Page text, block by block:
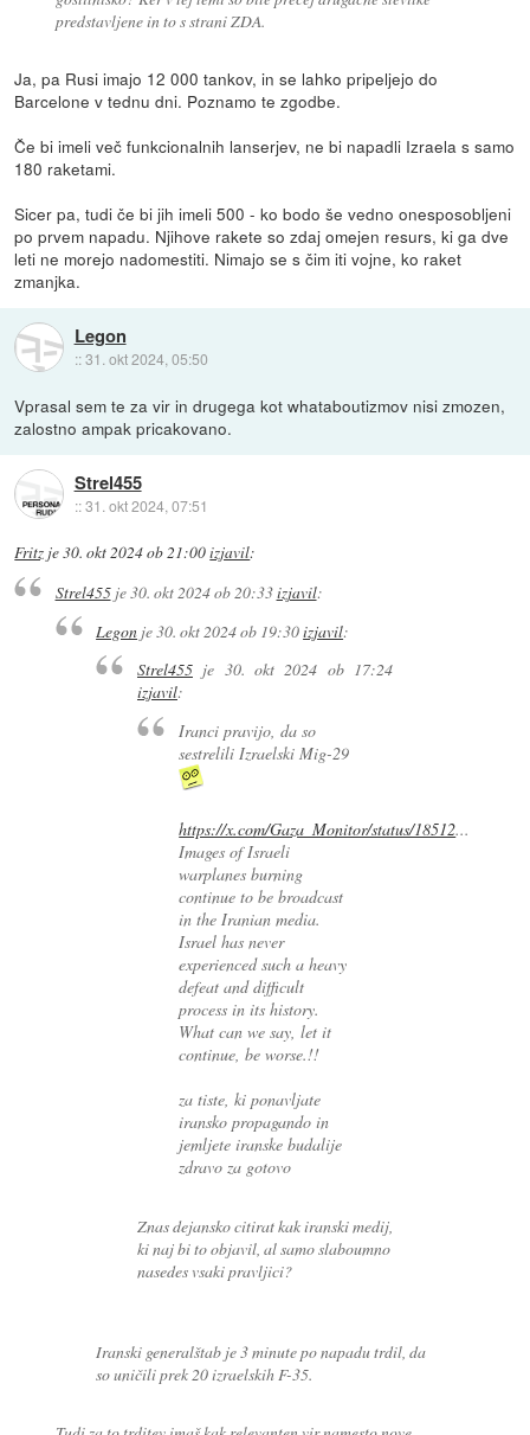
predstavljene in to s strani ZDA.
Ja, pa Rusi imajo 12 000 tankov, in se lahko pripeljejo do
Barcelone v tednu dni. Poznamo te zgodbe.
Če bi imeli več funkcionalnih lanserjev, ne bi napadli Izraela s samo
180 raketami.
Sicer pa, tudi če bi jih imeli 500 - ko bodo še vedno onesposobljeni
po prvem napadu. Njihove rakete so zdaj omejen resurs, ki ga dve
leti ne morejo nadomestiti. Nimajo se s čim iti vojne, ko raket
zmanjka.
Legon
::31. okt 2024, 05:50
Vprasal sem te za vir in drugega kot whataboutizmov nisi zmozen,
zalostno ampak pricakovano.
Strel455
::31. okt 2024, 07:51
Fritz je30. okt 2024 ob 21:00izjavil:
Strel455je30. okt 2024 ob 20:33izjavil:
Legon je30. okt 2024 ob 19:30izjavil:
Strel455je 30. okt 2024 ob 17:24
izjavil:
Iranci pravijo, da so
sestrelili Izraelski Mig-29
https://x.com/Gaza_Monitor/status/18512...
Images of Israeli
warplanes burning
continue to be broadcast
in the Iranian media.
Israel has never
experienced such a heavy
defeat and difficult
process in its history.
What can we say, let it
continue, be worse.!!
za tiste, ki ponavljate
iransko propagando in
jemljete iranske budalije
zdravo za gotovo
Znas dejansko citirat kak iranski medij,
ki naj bi to objavil, al samo slaboumno
nasedes vsaki pravljici?
Iranski generalštab je 3 minute po napadu trdil, da
so uničili prek 20 izraelskih F-35.